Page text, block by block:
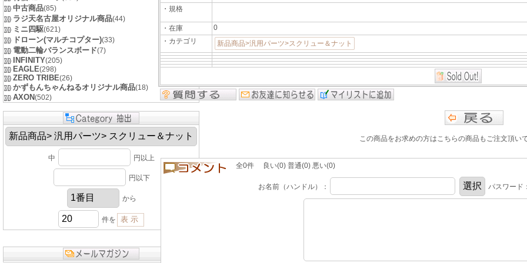
中古商品(85)
ラジ天名古屋オリジナル商品(44)
ミニ四駆(621)
ドローン(マルチコプター)(33)
電動二輪バランスボード(7)
INFINITY(205)
EAGLE(298)
ZERO TRIBE(26)
かずもんちゃんねるオリジナル商品(18)
AXON(502)
中 円以上
円以下
から
件を
・規格
・在庫
0
・カテゴリ
新品商品>汎用パーツ>スクリュー＆ナット
この商品をお求めの方はこちらの商品もご注文頂い
全0件 良い(0) 普通(0) 悪い(0)
お名前（ハンドル）： パスワード：